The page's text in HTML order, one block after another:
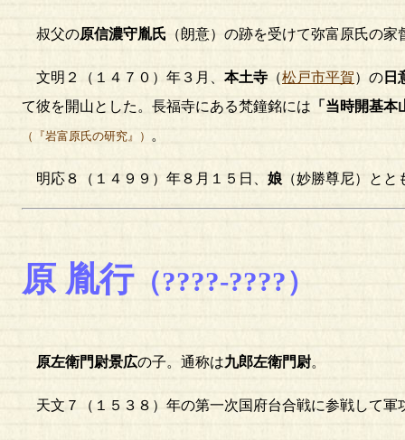
叔父の原信濃守胤氏 （朗意）の跡を受けて弥富原氏の
文明２（１４７０）年３月、 本土寺 （松戸市平賀）の 日
て彼を開山とした。長福寺にある梵鐘銘には 「当時開基
（『岩富原氏の研究』） 。
明応８（１４９９）年８月１５日、 娘 （妙勝尊尼）と
原 胤行（????-????）
原左衛門尉景広の子。通称は九郎左衛門尉。
天文７（１５３８）年の第一次国府台合戦に参戦して軍